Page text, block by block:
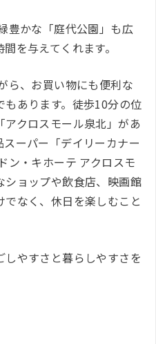
豊かな「庭代公園」も広
を与えてくれます。
ら、お買い物にも便利な
もあります。徒歩10分の位
クロスモール泉北」があ
ーパー「デイリーカナー
ドン・キホーテ アクロスモ
ショップや飲食店、映画館
なく、休日を楽しむこと
やすさと暮らしやすさを